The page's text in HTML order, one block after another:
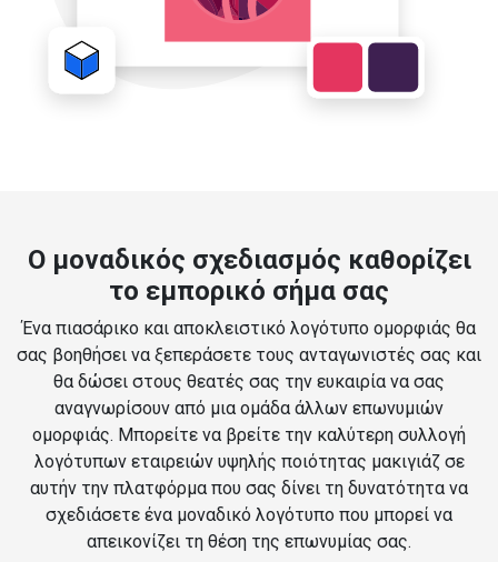
Ο μοναδικός σχεδιασμός καθορίζει
το εμπορικό σήμα σας
Ένα πιασάρικο και αποκλειστικό λογότυπο ομορφιάς θα
σας βοηθήσει να ξεπεράσετε τους ανταγωνιστές σας και
θα δώσει στους θεατές σας την ευκαιρία να σας
αναγνωρίσουν από μια ομάδα άλλων επωνυμιών
ομορφιάς. Μπορείτε να βρείτε την καλύτερη συλλογή
λογότυπων εταιρειών υψηλής ποιότητας μακιγιάζ σε
αυτήν την πλατφόρμα που σας δίνει τη δυνατότητα να
σχεδιάσετε ένα μοναδικό λογότυπο που μπορεί να
απεικονίζει τη θέση της επωνυμίας σας.